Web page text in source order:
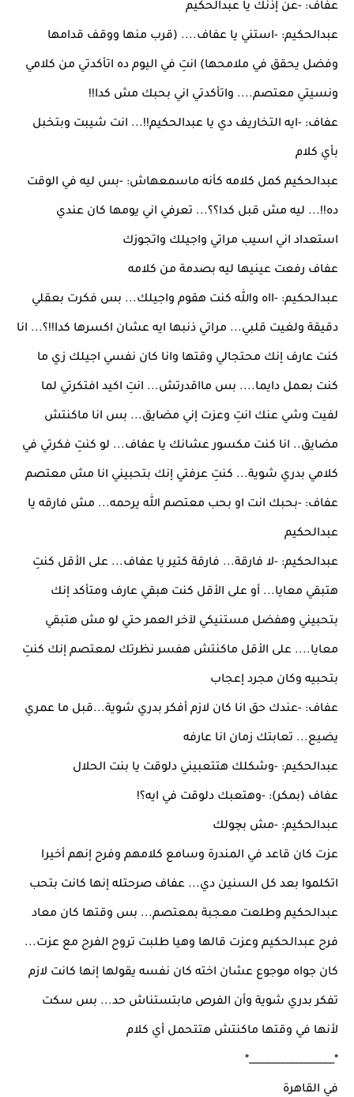
عفاف: -عن إذنك يا عبدالحكيم
عبدالحكيم: -استني يا عفاف.... (قرب منها ووقف قدامها
وفضل يحقق في ملامحها) انتِ في اليوم ده اتأكدتي من كلامي
ونسيتي معتصم.... واتأكدتي اني بحبك مش كدا!!
عفاف: -ايه التخاريف دي يا عبدالحكيم!!... انت شيبت وبتخبل
بأي كلام
عبدالحكيم كمل كلامه كأنه ماسمعهاش: -بس ليه في الوقت
ده!!... ليه مش قبل كدا؟؟... تعرفي اني يومها كان عندي
استعداد اني اسيب مراتي واجيلك واتجوزك
عفاف رفعت عينيها ليه بصدمة من كلامه
عبدالحكيم: -ااه والله كنت هقوم واجيلك... بس فكرت بعقلي
دقيقة ولغيت قلبي... مراتي ذنبها ايه عشان اكسرها كدا!!؟... انا
كنت عارف إنك محتجالي وقتها وانا كان نفسي اجيلك زي ما
كنت بعمل دايما.... بس مااقدرتش... انتِ اكيد افتكرتي لما
لفيت وشي عنك انتِ وعزت إني مضايق... بس انا ماكنتش
مضايق.. انا كنت مكسور عشانك يا عفاف... لو كنتِ فكرتي في
كلامي بدري شوية... كنتِ عرفتي إنك بتحبيني انا مش معتصم
عفاف: -بحبك انت او بحب معتصم الله يرحمه... مش فارقه يا
عبدالحكيم
عبدالحكيم: -لا فارقة... فارقة كتير يا عفاف... على الأقل كنتِ
هتبقي معايا... أو على الأقل كنت هبقي عارف ومتأكد إنك
بتحبيني وهفضل مستنيكي لآخر العمر حتي لو مش هتبقي
معايا.... على الأقل ماكنتش هفسر نظرتك لمعتصم إنك كنتِ
بتحبيه وكان مجرد إعجاب
عفاف: -عندك حق انا كان لازم أفكر بدري شوية...قبل ما عمري
يضيع... تعابتك زمان انا عارفه
عبدالحكيم: -وشكلك هتتعبيني دلوقت يا بنت الحلال
عفاف (بمكر): -وهتعبك دلوقت في ايه؟!
عبدالحكيم: -مش بچولك
عزت كان قاعد في المندرة وسامع كلامهم وفرح إنهم أخيرا
اتكلموا بعد كل السنين دي... عفاف صرحتله إنها كانت بتحب
عبدالحكيم وطلعت معجبة بمعتصم... بس وقتها كان معاد
فرح عبدالحكيم وعزت قالها وهيا طلبت تروح الفرح مع عزت...
كان جواه موجوع عشان اخته كان نفسه يقولها إنها كانت لازم
تفكر بدري شوية وأن الفرص مابتستناش حد... بس سكت
لأنها في وقتها ماكنتش هتتحمل أي كلام
*__________________*
في القاهرة